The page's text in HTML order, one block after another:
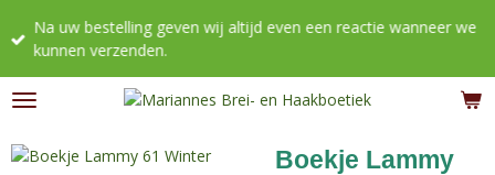
direct
de
hoofdinhoud
Na uw bestelling geven wij altijd even een reactie wanneer we
kunnen verzenden.
Boekje Lammy